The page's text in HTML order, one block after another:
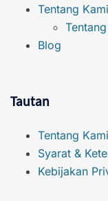
Tentang Kami
Blog
Tautan
Tentang Kami
Syarat &
Kebijakan